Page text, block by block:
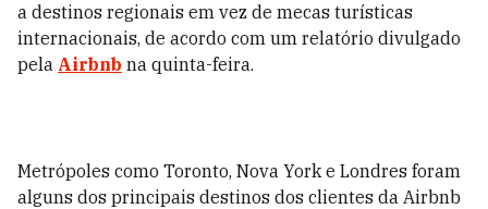
a destinos regionais em vez de mecas turísticas
internacionais, de acordo com um relatório divulgado
pela Airbnb na quinta-feira.
Metrópoles como Toronto, Nova York e Londres foram
alguns dos principais destinos dos clientes da Airbnb